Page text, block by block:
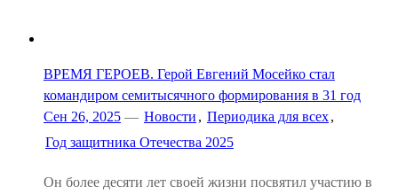
ВРЕМЯ ГЕРОЕВ. Герой Евгений Мосейко стал
командиром семитысячного формирования в 31 год
Сен 26, 2025 — Новости , Периодика для всех,
Год защитника Отечества 2025
Он более десяти лет своей жизни посвятил участию в